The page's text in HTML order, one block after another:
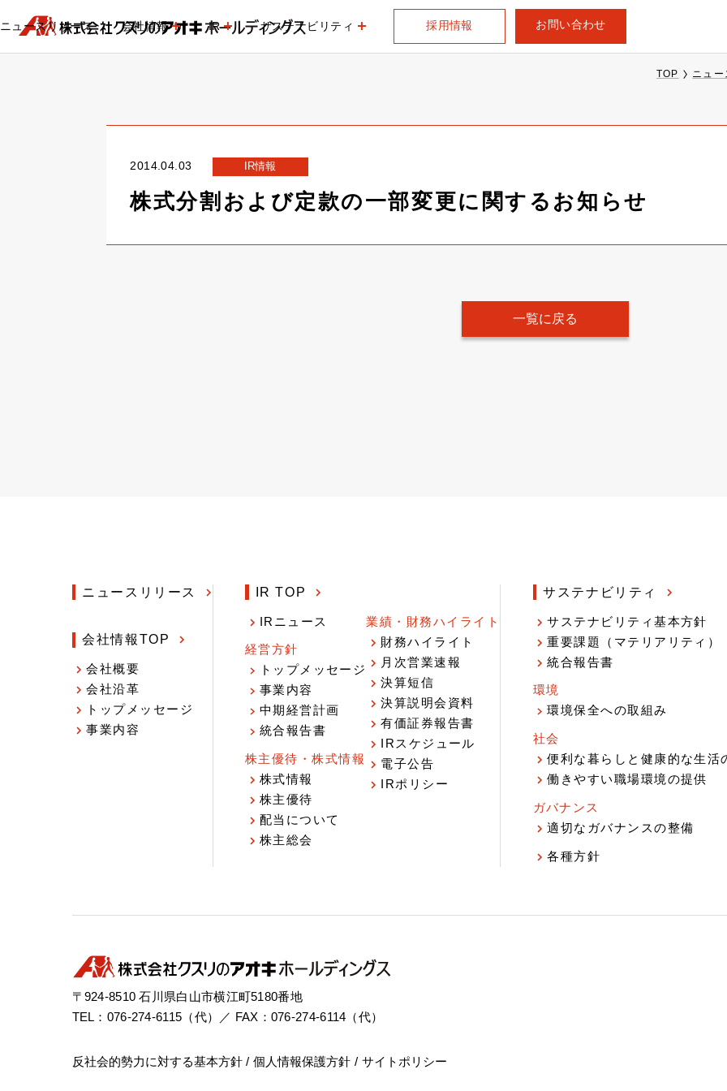
ニュースリリース 会社情報 IR サステナビリティ 採用情報 お問い合わせ
TOP ニュ
2014.04.03 IR情報
株式分割および定款の一部変更に関するお知らせ
一覧に戻る
ニュースリリース
会社情報TOP
会社概要
会社沿革
トップメッセージ
事業内容
IR TOP
IRニュース
経営方針
トップメッセージ
事業内容
中期経営計画
統合報告書
株主優待・株式情報
株式情報
株主優待
配当について
株主総会
業績・財務ハイライト
財務ハイライト
月次営業速報
決算短信
決算説明会資料
有価証券報告書
IRスケジュール
電子公告
IRポリシー
サステナビリティ
サステナビリティ基本方針
重要課題（マテリアリティ）
統合報告書
環境
環境保全への取組み
社会
便利な暮らしと健康的な生活
働きやすい職場環境の提供
ガバナンス
適切なガバナンスの整備
各種方針
〒924-8510 石川県白山市横江町5180番地
TEL：076-274-6115（代）／ FAX：076-274-6114（代）
反社会的勢力に対する基本方針 個人情報保護方針 サイトポリシー